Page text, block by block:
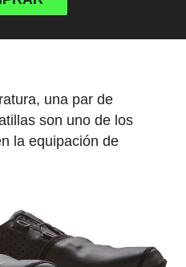
una par de
son uno de los
la equipación de